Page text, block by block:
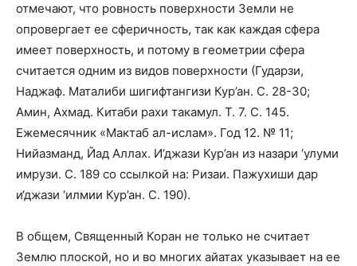
отмечают, что ровность поверхности Земли не
опровергает ее сферичность, так как каждая сфера
имеет поверхность, и потому в геометрии сфера
считается одним из видов поверхности (Гударзи,
Наджаф. Маталиби шигифтангизи Кур’ан. С. 28-30;
Амин, Ахмад. Китаби рахи такамул. Т. 7. С. 145.
Ежемесячник «Мактаб ал-ислам». Год 12. № 11;
Нийазманд, Йад Аллах. И‘джази Кур’ан из назари ‘улуми
имрузи. С. 189 со ссылкой на: Ризаи. Пажухиши дар
и‘джази ‘илмии Кур’ан. С. 190).
В общем, Священный Коран не только не считает
Землю плоской, но и во многих айатах указывает на ее